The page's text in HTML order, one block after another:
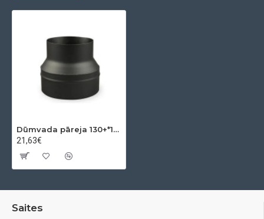
Dūmvada pāreja 130+*180-
21,63€
Saites